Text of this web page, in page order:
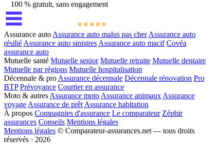
100 % gratuit, sans engagement
Assurance auto Assurance auto malus pas cher Assurance auto
résilié Assurance auto sinistres Assurance auto macif Covéa
assurance auto
Mutuelle santé Mutuelle senior Mutuelle retraite Mutuelle dentaire
Mutuelle par régions Mutuelle hospitalisation
Décennale & pro Assurance décennale Décennale rénovation Pro
BTP Prévoyance Courtier en assurance
Moto & autres Assurance moto Assurance animaux Assurance
voyage Assurance de prêt Assurance habitation
À propos Compagnies d'assurance Le comparateur Zéphir
assurances Conseils Mentions légales
Mentions légales © Comparateur-assurances.net — tous droits
réservés · 2026